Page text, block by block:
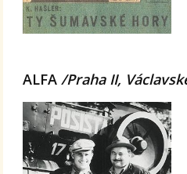
ALFA/Praha II,